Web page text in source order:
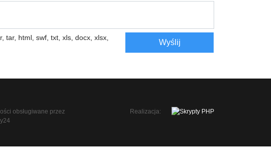
tar, html, swf, txt, xls, docx, xlsx,
Wyślij
Realizacja: